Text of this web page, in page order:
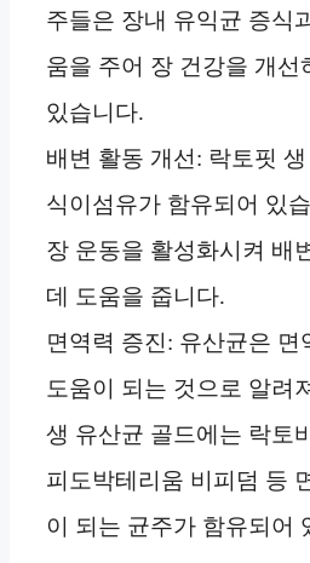
주들은 장내 유익균 증식
움을 주어 장 건강을 개선
있습니다.
배변 활동 개선: 락토핏
식이섬유가 함유되어 있
장 운동을 활성화시켜 배
데 도움을 줍니다.
면역력 증진: 유산균은 면
도움이 되는 것으로 알려
생 유산균 골드에는 락토
피도박테리움 비피덤 등
이 되는 균주가 함유되어